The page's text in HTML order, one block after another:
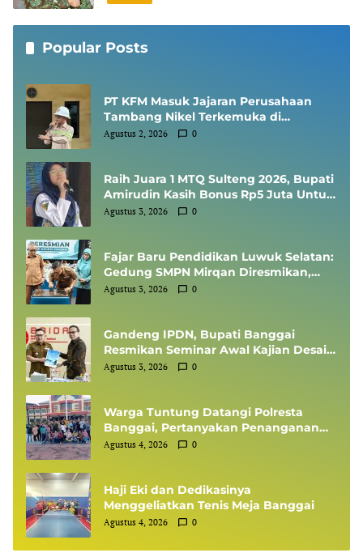
Popular Posts
PT KFM Masuk Jajaran Perusahaan
Tambang Nikel Terkemuka di
Indonesia, Diundang Kementerian
Agustus 2, 2026 0
Raih Juara 1 MTQ Sulteng 2026, Bupati
Amirudin Kasih Bonus Rp5 Juta Untuk
Siswi MTsN 1 Banggai, Kepala Sekolah
Agustus 3, 2026 0
Fajar Baru Pendidikan Luwuk Selatan:
Gedung SMPN Mirqan Diresmikan,
Bupati Banggai Targetkan Generasi
Agustus 3, 2026 0
Gandeng IPDN, Bupati Banggai
Resmikan Seminar Awal Kajian Desain
Besar Wilayah
Agustus 3, 2026 0
Warga Tuntung Datangi Polresta
Banggai, Pertanyakan Penanganan
Perkara Dugaan Tipikor APBDes
Agustus 4, 2026 0
Haji Eki dan Dedikasinya
Menggeliatkan Tenis Meja Banggai
Agustus 4, 2026 0